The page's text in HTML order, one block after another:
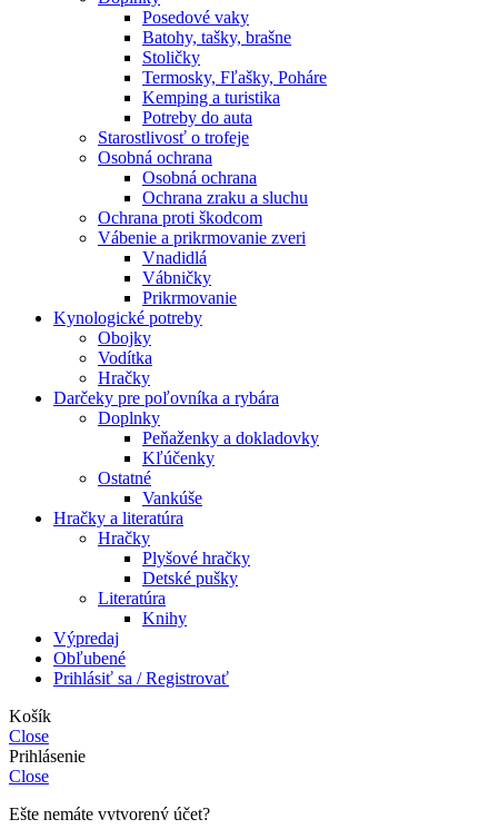
Posedové vaky
Batohy, tašky, brašne
Stoličky
Termosky, Fľašky, Poháre
Kemping a turistika
Potreby do auta
Starostlivosť o trofeje
Osobná ochrana
Osobná ochrana
Ochrana zraku a sluchu
Ochrana proti škodcom
Vábenie a prikrmovanie zveri
Vnadidlá
Vábničky
Prikrmovanie
Kynologické potreby
Obojky
Vodítka
Hračky
Darčeky pre poľovníka a rybára
Doplnky
Peňaženky a dokladovky
Kľúčenky
Ostatné
Vankúše
Hračky a literatúra
Hračky
Plyšové hračky
Detské pušky
Literatúra
Knihy
Výpredaj
Obľubené
Prihlásiť sa / Registrovať
Košík
Close
Prihlásenie
Close
Ešte nemáte vytvorený účet?